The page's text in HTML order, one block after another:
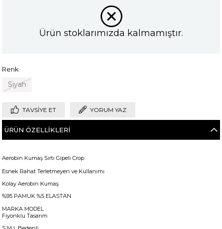
Ürün stoklarımızda kalmamıştır.
Renk
Siyah
TAVSIYE ET YORUM YAZ
ÜRÜN ÖZELLIKLERI
Aerobin Kumaş Sırtı Gipeli Crop
Esnek Rahat Terletmeyen ve Kullanımı
Kolay Aerobin Kumaş
%95 PAMUK %5 ELASTAN
MARKA MODEL
Fiyonklu Tasarım